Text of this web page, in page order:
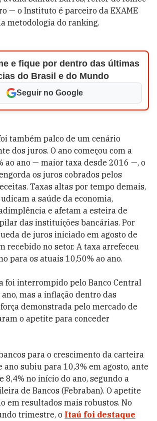
— o Instituto é parceiro da EXAME
metodologia do ranking.
e fique por dentro das últimas
do Brasil e do Mundo
Seguir no Google
também palco de um cenário
dos juros. O ano começou com a
ao ano — maior taxa desde 2016 —, o
os juros cobrados pelos
Taxas altas por tempo demais,
a saúde da economia,
e afetam a esteira de
das instituições bancárias. Por
de juros iniciado em agosto de
recebido no setor. A taxa arrefeceu
para os atuais 10,50% ao ano.
foi interrompido pelo Banco Central
mas a inflação dentro das
demonstrada pelo mercado de
o apetite para conceder
para o crescimento da carteira
ano subiu para 10,3% em agosto, ante
8,4% no início do ano, segundo a
de Bancos (Febraban). O apetite
em resultados mais robustos. No
trimestre, o Itaú foi destaque